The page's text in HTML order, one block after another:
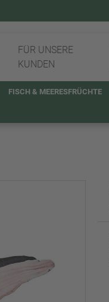
FÜR UNSERE
KUNDEN
FISCH & MEERESFRÜCHTE